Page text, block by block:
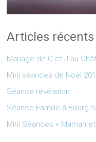
Articles récents
Mariage de C et J au
Mini séances de Noël
Séance révélation
Séance Famille à Bourg
Mini Séances « Maman